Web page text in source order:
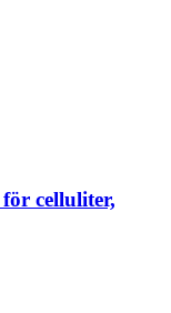
celluliter,